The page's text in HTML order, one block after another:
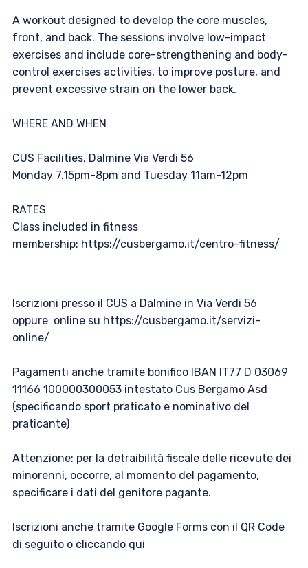
A workout designed to develop the core muscles,
front, and back. The sessions involve low-impact
exercises and include core-strengthening and body-
control exercises activities, to improve posture, and
prevent excessive strain on the lower back.
WHERE AND WHEN
CUS Facilities, Dalmine Via Verdi 56
Monday 7.15pm-8pm and Tuesday 11am-12pm
RATES
Class included in fitness
membership: https://cusbergamo.it/centro-fitness/
Iscrizioni presso il CUS a Dalmine in Via Verdi 56
oppure online su https://cusbergamo.it/servizi-
online/
Pagamenti anche tramite bonifico IBAN IT77 D 03069
11166 100000300053 intestato Cus Bergamo Asd
(specificando sport praticato e nominativo del
praticante)
Attenzione: per la detraibilità fiscale delle ricevute dei
minorenni, occorre, al momento del pagamento,
specificare i dati del genitore pagante.
Iscrizioni anche tramite Google Forms con il QR Code
di seguito o cliccando qui